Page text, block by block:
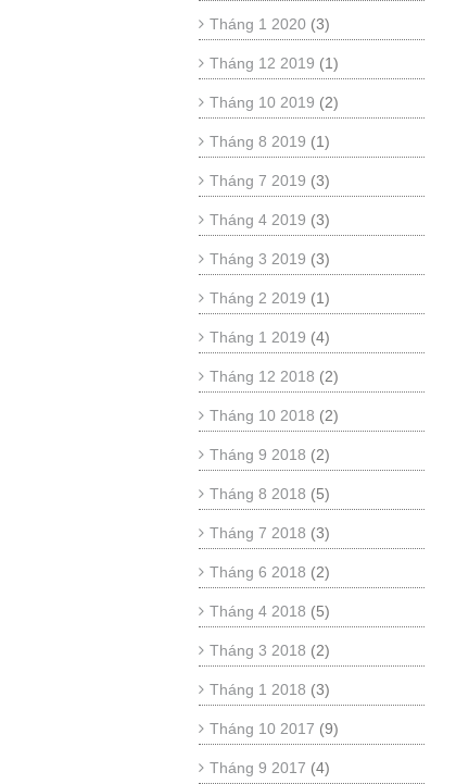
Tháng 1 2020 (3)
Tháng 12 2019 (1)
Tháng 10 2019 (2)
Tháng 8 2019 (1)
Tháng 7 2019 (3)
Tháng 4 2019 (3)
Tháng 3 2019 (3)
Tháng 2 2019 (1)
Tháng 1 2019 (4)
Tháng 12 2018 (2)
Tháng 10 2018 (2)
Tháng 9 2018 (2)
Tháng 8 2018 (5)
Tháng 7 2018 (3)
Tháng 6 2018 (2)
Tháng 4 2018 (5)
Tháng 3 2018 (2)
Tháng 1 2018 (3)
Tháng 10 2017 (9)
Tháng 9 2017 (4)